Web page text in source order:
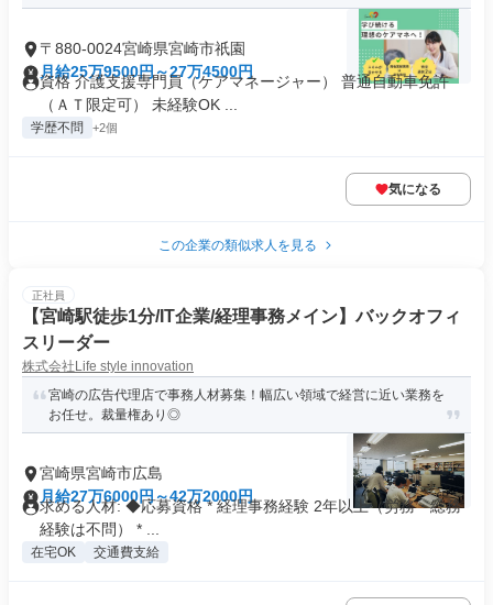
〒880-0024宮崎県宮崎市祇園
月給25万9500円～27万4500円
資格 介護支援専門員（ケアマネージャー） 普通自動車免許
（ＡＴ限定可） 未経験OK ...
学歴不問 +2個
気になる
この企業の類似求人を見る
正社員
【宮崎駅徒歩1分/IT企業/経理事務メイン】バックオフィ
スリーダー
株式会社Life style innovation
宮崎の広告代理店で事務人材募集！幅広い領域で経営に近い業務を
お任せ。裁量権あり◎
宮崎県宮崎市広島
月給27万6000円～42万2000円
求める人材: ◆応募資格 * 経理事務経験 2年以上（労務・総務
経験は不問） * ...
在宅OK 交通費支給